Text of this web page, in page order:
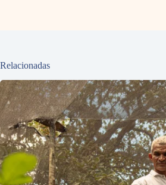
Relacionadas